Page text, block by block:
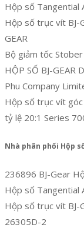
Hộp số Tangential
Hộp số trục vít BJ-
GEAR
Bộ giảm tốc
HỘP SỐ BJ-
Phu Company
Hộp số trục vít
tỷ lệ 20:1 Series
Nhà phân phối Hộp
236896 BJ-Gear
Hộp số Tangential
Hộp số trục vít
26305D-2